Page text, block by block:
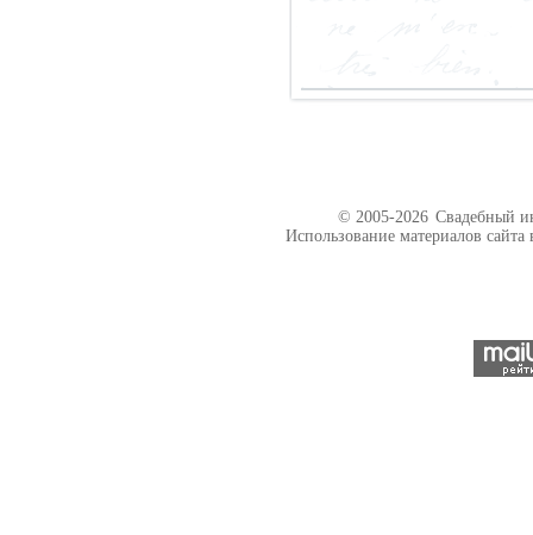
© 2005-2026 Свадебный
Использование материалов